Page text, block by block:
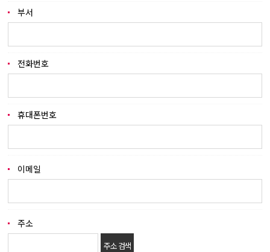
부서
전화번호
휴대폰번호
이메일
주소
주소 검색